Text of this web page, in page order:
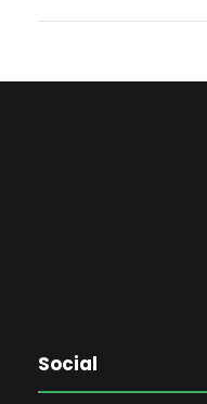
Social